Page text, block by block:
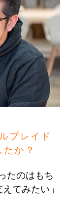
プレイド
か？
たのはもち
てみたい」